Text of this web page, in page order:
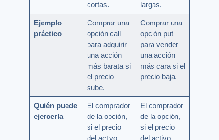
cortas.
largas.
Ejemplo
práctico
Comprar una
opción call
para adquirir
una acción
más barata si
el precio
sube.
Comprar una
opción put
para vender
una acción
más cara si el
precio baja.
Quién puede
ejercerla
El comprador
de la opción,
si el precio
del activo
El comprador
de la opción,
si el precio
del activo